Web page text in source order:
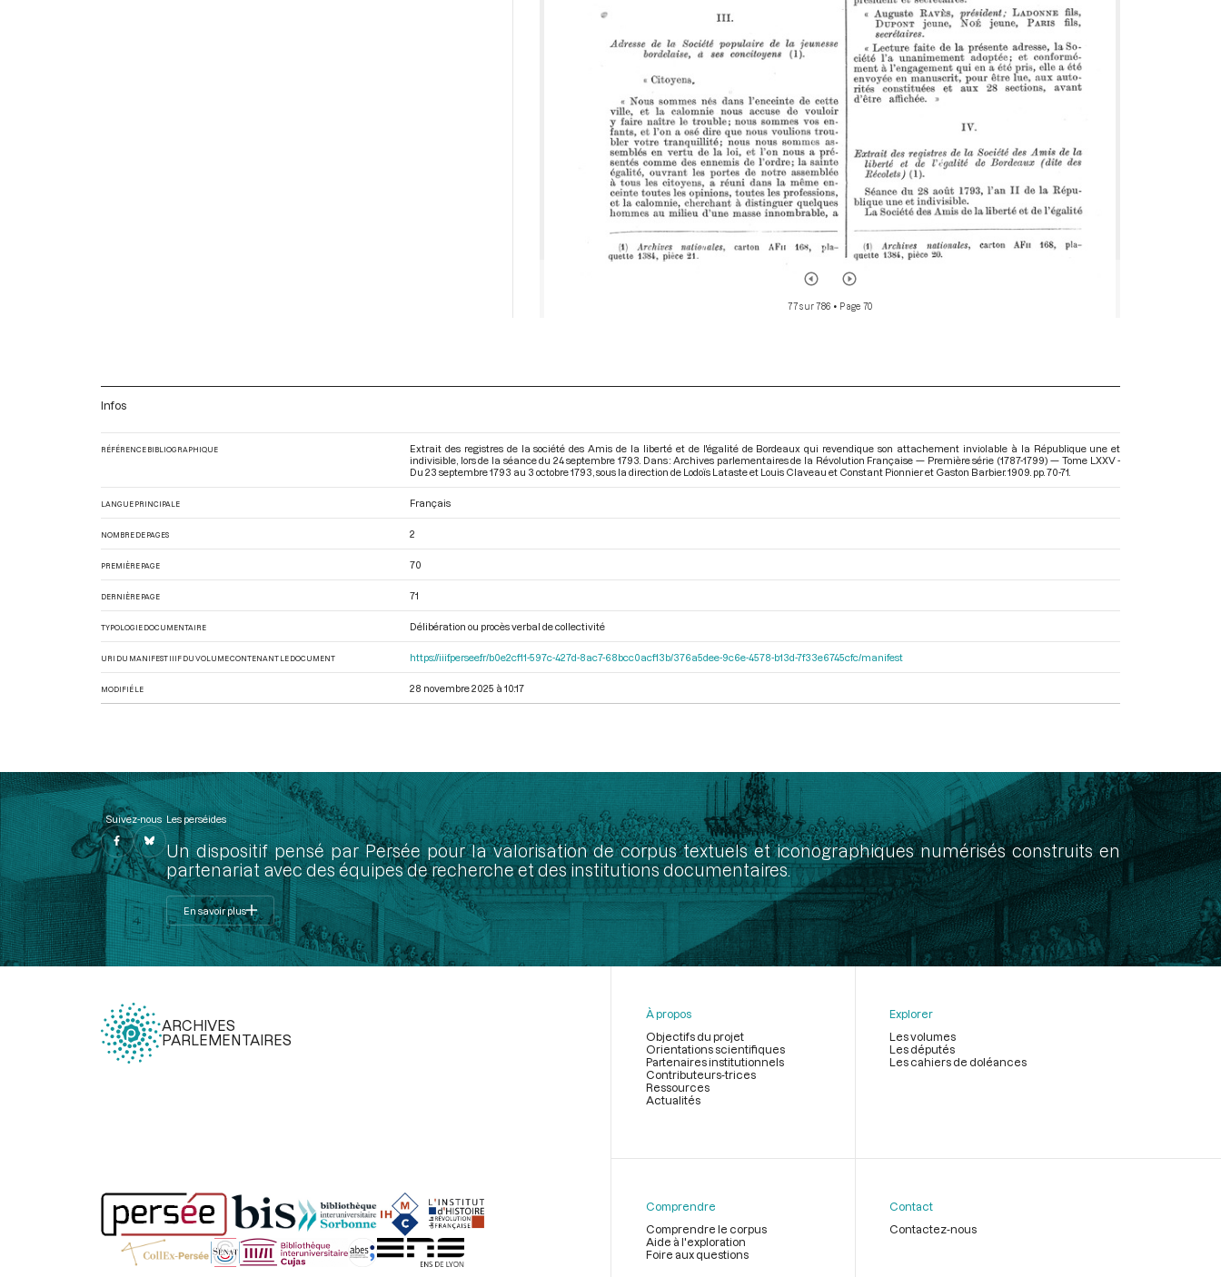
77 sur 786 • Page 70
Infos
RÉFÉRENCE BIBLIOGRAPHIQUE
Extrait des registres de la société des Amis de la liberté et de l'égalité de Bordeaux qui revendique son attachement inviolable à la République une et
indivisible, lors de la séance du 24 septembre 1793. Dans : Archives parlementaires de la Révolution Française — Première série (1787-1799) — Tome LXXV -
Du 23 septembre 1793 au 3 octobre 1793 , sous la direction de Lodoïs Lataste et Louis Claveau et Constant Pionnier et Gaston Barbier. 1909. pp. 70-71.
LANGUE PRINCIPALE Français
NOMBRE DE PAGES 2
PREMIÈRE PAGE 70
DERNIÈRE PAGE 71
TYPOLOGIE DOCUMENTAIRE Délibération ou procès verbal de collectivité
URI DU MANIFEST IIIF DU VOLUME CONTENANT LE DOCUMENT https://iiif.persee.fr/b0e2cf11-597c-427d-8ac7-68bcc0acf13b/376a5dee-9c6e-4578-b13d-7f33e6745cfc/manifest
MODIFIÉ LE 28 novembre 2025 à 10:17
Suivez-nous Les perséides
Un dispositif pensé par Persée pour la valorisation de corpus textuels et iconographiques numérisés construits en
partenariat avec des équipes de recherche et des institutions documentaires.
En savoir plus
ARCHIVES
PARLEMENTAIRES
page
À propos
Objectifs du projet
Orientations scientifiques
Partenaires institutionnels
Contributeurs-trices
Ressources
Actualités
Explorer
Les volumes
Les députés
Les cahiers de doléances
Comprendre
Comprendre le corpus
Aide à l'exploration
Foire aux questions
Contact
Contactez-nous